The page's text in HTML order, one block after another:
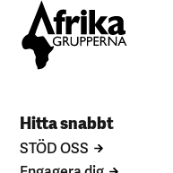
Hitta snabbt
STÖD OSS